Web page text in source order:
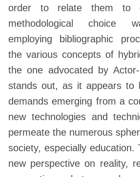
order to relate them to
methodological choice
employing bibliographic
the various concepts of
the one advocated by
stands out, as it appears to
demands emerging from a
new technologies and
permeate the numerous
society, especially education.
new perspective on reality,